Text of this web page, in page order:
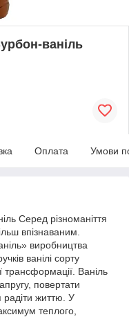
ваніль
Оплата Умови
Серед різноманіття
впізнаваним.
виробництва
ванілі сорту
Ваніль
повертати
радіти життю. У
теплого,